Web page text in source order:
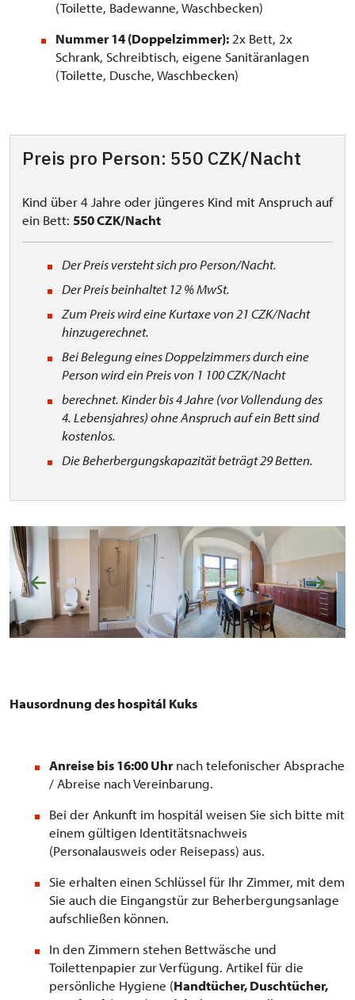
(Toilette, Badewanne, Waschbecken)
Nummer 14 (Doppelzimmer): 2x Bett, 2x
Schrank, Schreibtisch, eigene Sanitäranlagen
(Toilette, Dusche, Waschbecken)
Preis pro Person: 550 CZK/Nacht
Kind über 4 Jahre oder jüngeres Kind mit Anspruch auf
ein Bett: 550 CZK/Nacht
Der Preis versteht sich pro Person/Nacht.
Der Preis beinhaltet 12 % MwSt.
Zum Preis wird eine Kurtaxe von 21 CZK/Nacht
hinzugerechnet.
Bei Belegung eines Doppelzimmers durch eine
Person wird ein Preis von 1 100 CZK/Nacht
berechnet. Kinder bis 4 Jahre (vor Vollendung des
4. Lebensjahres) ohne Anspruch auf ein Bett sind
kostenlos.
Die Beherbergungskapazität beträgt 29 Betten.
Hausordnung des hospitál Kuks
Anreise bis 16:00 Uhrnach telefonischer Absprache
/ Abreise nach Vereinbarung.
Bei der Ankunft im hospitál weisen Sie sich bitte mit
einem gültigen Identitätsnachweis
(Personalausweis oder Reisepass) aus.
Sie erhalten einen Schlüssel für Ihr Zimmer, mit dem
Sie auch die Eingangstür zur Beherbergungsanlage
aufschließen können.
In den Zimmern stehen Bettwäsche und
Toilettenpapier zur Verfügung. Artikel für die
persönliche Hygiene (Handtücher, Duschtücher,